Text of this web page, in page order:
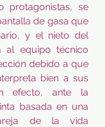
protagonistas, se
de gasa que
y el nieto del
al equipo técnico
debido a que
bien a sus
efecto, ante la
basada en una
de la vida